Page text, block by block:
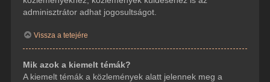
adminisztrátor adhat jogosultságot.
Vissza a tetejére
Mik azok a kiemelt témák?
A kiemelt témák a közlemények alatt jelennek meg a